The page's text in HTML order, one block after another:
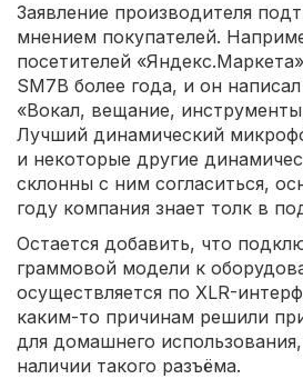
Заявление производителя
мнением покупателей.
посетителей
SM7B более года, и он
«Вокал, вещание,
Лучший динамический
и некоторые другие
склонны с ним согласиться,
году компания знает толк в
Остается добавить, что
граммовой модели к
осуществляется по XLR-
каким-то причинам решили
для домашнего
наличии такого разъёма.